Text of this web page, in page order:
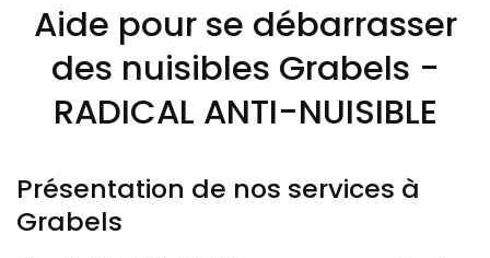
Aide pour se débarrasser
des nuisibles Grabels -
RADICAL ANTI-NUISIBLE
Présentation de nos services à
Grabels